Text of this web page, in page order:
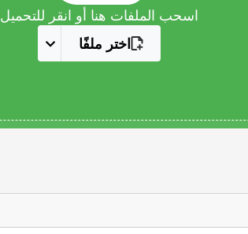
اسحب الملفات هنا أو انقر للتحميل
اختر ملفًا